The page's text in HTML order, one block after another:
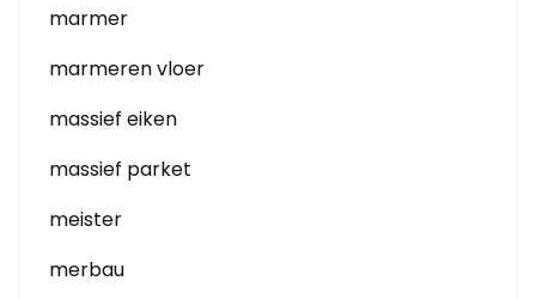
marmer
marmeren vloer
massief eiken
massief parket
meister
merbau